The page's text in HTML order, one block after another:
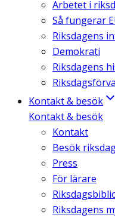
Arbetet i
Så fungerar
Riksdagens
Demokrati
Riksdagens
Kontakt & besök
Kontakt & besök
Kontakt
Besök
Press
För lärare
Riksdagens